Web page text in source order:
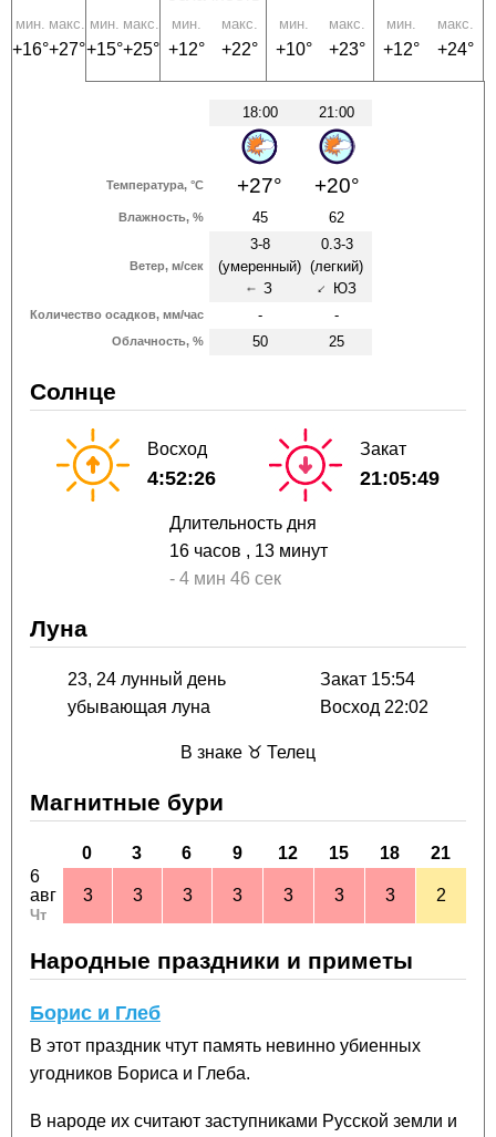
мин.
+16°
макс.
+27°
мин.
+15°
макс.
+25°
мин.
+12°
макс.
+22°
мин.
+10°
макс.
+23°
мин.
+12°
макс.
+24°
18:00 21:00
Температура, °C +27° +20°
Влажность, % 45 62
Ветер, м/сек
3-8
(умеренный)
↑З
0.3-3
(легкий)
↑ ЮЗ
Количество осадков, мм/час - -
Облачность, % 50 25
Солнце
Восход
4:52:26
Закат
21:05:49
Длительность дня
16 часов , 13 минут
- 4 мин 46 сек
Луна
23, 24 лунный день
убывающая луна
Закат 15:54
Восход 22:02
В знаке ♉ Телец
Магнитные бури
0 3 6 9 12 15 18
21
6
авг
Чт
3 3 3 3 3 3 3 2
Народные праздники и приметы
Борис и Глеб
В этот праздник чтут память невинно убиенных
угодников Бориса и Глеба.
В народе их считают заступниками Русской земли и